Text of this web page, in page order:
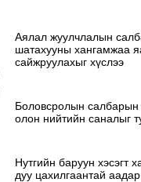
Аялал жуулчлалын
шатахууны хангамжаа
сайжруулахыг хүслээ
Боловсролын салбарын
олон нийтийн саналыг
Нутгийн баруун хэсэгт
дуу цахилгаантай